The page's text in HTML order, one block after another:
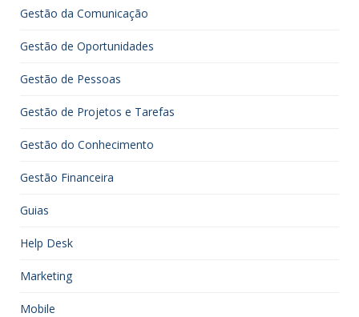
Gestão da Comunicação
Gestão de Oportunidades
Gestão de Pessoas
Gestão de Projetos e Tarefas
Gestão do Conhecimento
Gestão Financeira
Guias
Help Desk
Marketing
Mobile